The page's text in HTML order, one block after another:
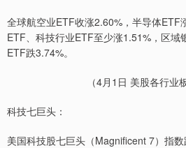
全球航空业ETF收涨2.60%，半导体ETF
ETF、科技行业ETF至少涨1.51%，区域
ETF跌3.74%。
（4月1日 美股各行业
科技七巨头：
美国科技股七巨头（Magnificent 7）指数